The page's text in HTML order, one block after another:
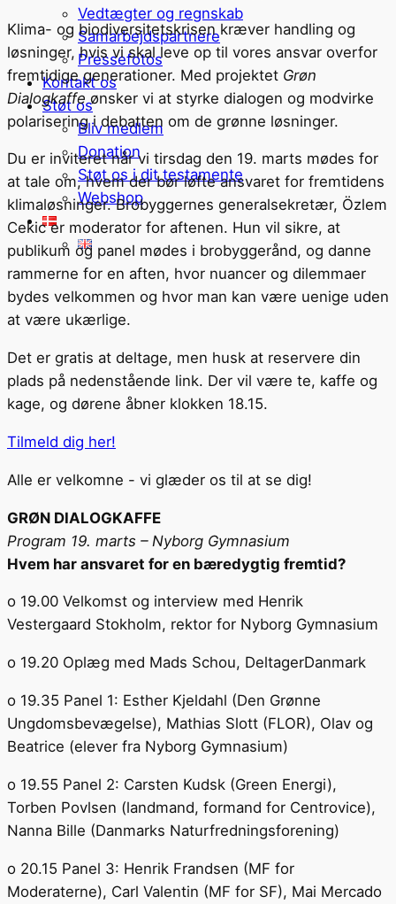
Vedtægter og regnskab
Samarbejdspartnere
Pressefotos
Kontakt os
Støt os
Bliv medlem
Donation
Støt os i dit testamente
Webshop
Klima- og biodiversitetskrisen kræver handling og
løsninger, hvis vi skal leve op til vores ansvar overfor
fremtidige generationer. Med projektet Grøn
Dialogkaffeønsker vi at styrke dialogen og modvirke
polarisering i debatten om de grønne løsninger.
Du er inviteret når vi tirsdag den 19. marts mødes for
at tale om, hvem der bør løfte ansvaret for fremtidens
klimaløsninger. Brobyggernes generalsekretær, Özlem
Cekic er moderator for aftenen. Hun vil sikre, at
publikum og panel mødes i brobyggerånd, og danne
rammerne for en aften, hvor nuancer og dilemmaer
bydes velkommen og hvor man kan være uenige uden
at være ukærlige.
Det er gratis at deltage, men husk at reservere din
plads på nedenstående link. Der vil være te, kaffe og
kage, og dørene åbner klokken 18.15.
Tilmeld dig her!
Alle er velkomne - vi glæder os til at se dig!
GRØN DIALOGKAFFE
Program 19. marts – Nyborg Gymnasium
Hvem har ansvaret for en bæredygtig fremtid?
o 19.00 Velkomst og interview med Henrik
Vestergaard Stokholm, rektor for Nyborg Gymnasium
o 19.20 Oplæg med Mads Schou, DeltagerDanmark
o 19.35 Panel 1: Esther Kjeldahl (Den Grønne
Ungdomsbevægelse), Mathias Slott (FLOR), Olav og
Beatrice (elever fra Nyborg Gymnasium)
o 19.55 Panel 2: Carsten Kudsk (Green Energi),
Torben Povlsen (landmand, formand for Centrovice),
Nanna Bille (Danmarks Naturfredningsforening)
o 20.15 Panel 3: Henrik Frandsen (MF for
Moderaterne), Carl Valentin (MF for SF), Mai Mercado